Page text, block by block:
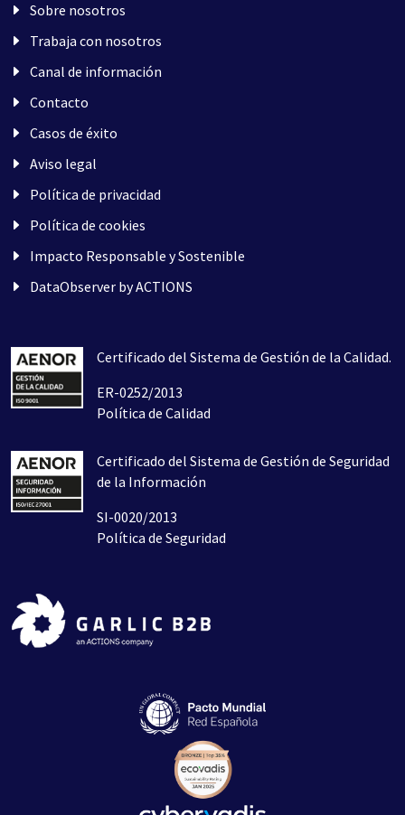
Sobre nosotros
Trabaja con nosotros
Canal de información
Contacto
Casos de éxito
Aviso legal
Política de privacidad
Política de cookies
Impacto Responsable y Sostenible
DataObserver by ACTIONS
Certificado del Sistema de Gestión de la Calidad.
ER-0252/2013
Política de Calidad
Certificado del Sistema de Gestión de Seguridad
de la Información
SI-0020/2013
Política de Seguridad